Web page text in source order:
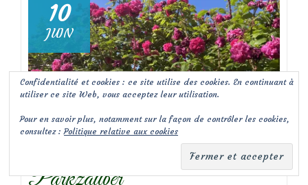
Focus
sur
le
rosier
Mythique
10
JUIN
malo Publié dansRosiers 6 commentaires
Focus sur le rosier
Confidentialité et cookies : ce site utilise des cookies. En continuant à
utiliser ce site Web, vous acceptez leur utilisation.
Pour en savoir plus, notamment sur la façon de contrôler les cookies,
consultez :Politique relative aux cookies